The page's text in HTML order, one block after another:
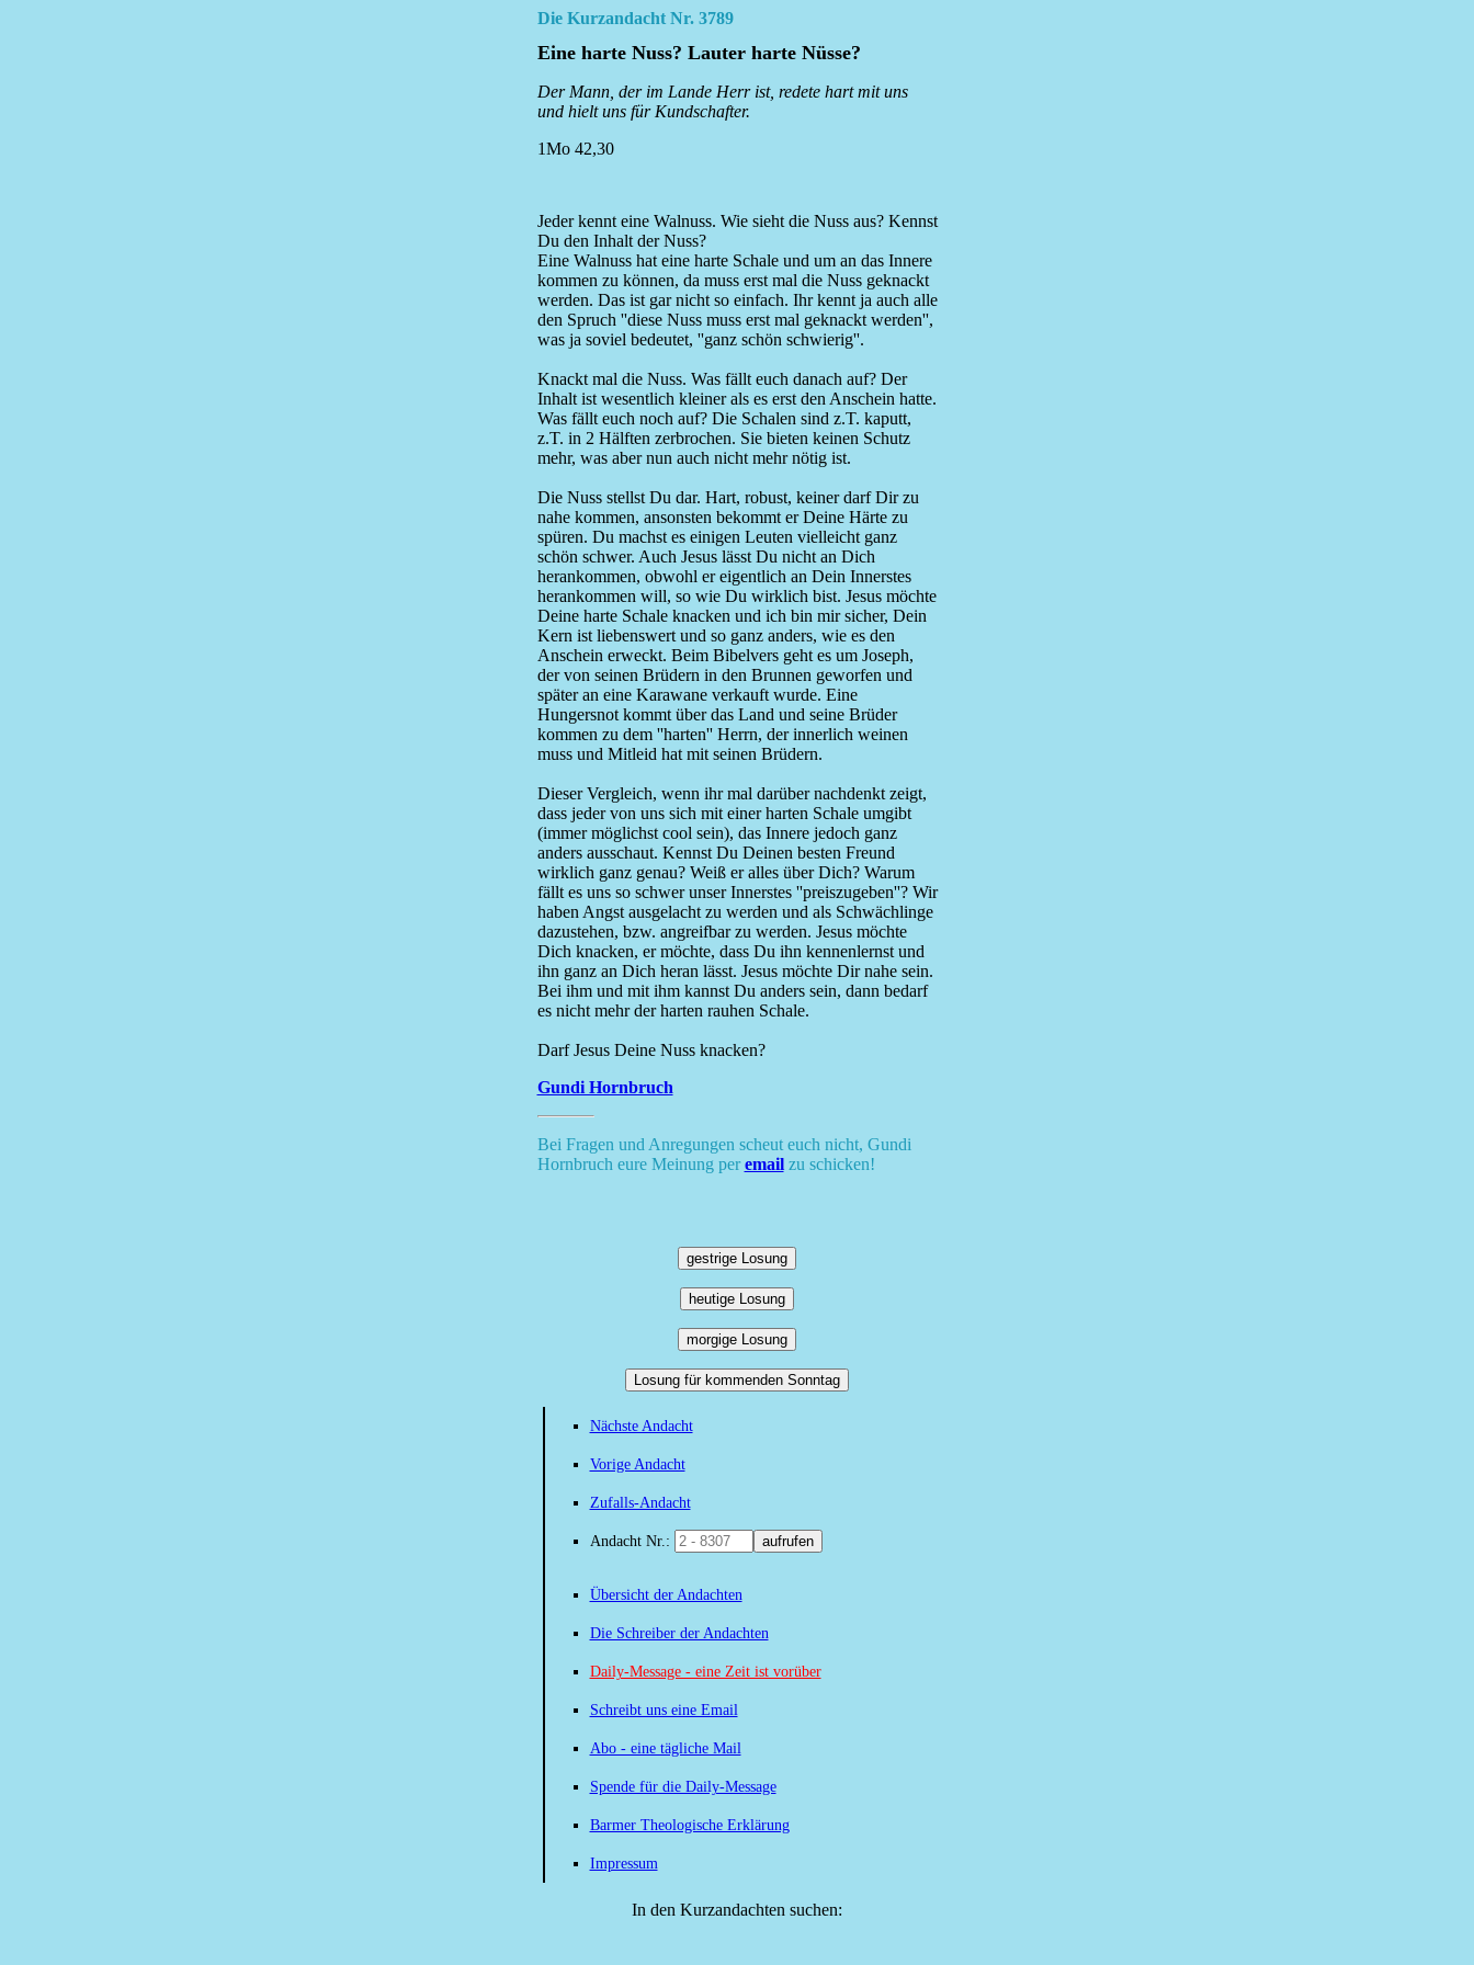
Die Kurzandacht Nr. 3789
Eine harte Nuss? Lauter harte Nüsse?
Der Mann, der im Lande Herr ist, redete hart mit uns
und hielt uns für Kundschafter.
1Mo 42,30
Jeder kennt eine Walnuss. Wie sieht die Nuss aus? Kennst
Du den Inhalt der Nuss?
Eine Walnuss hat eine harte Schale und um an das Innere
kommen zu können, da muss erst mal die Nuss geknackt
werden. Das ist gar nicht so einfach. Ihr kennt ja auch alle
den Spruch ''diese Nuss muss erst mal geknackt werden'',
was ja soviel bedeutet, ''ganz schön schwierig''.
Knackt mal die Nuss. Was fällt euch danach auf? Der
Inhalt ist wesentlich kleiner als es erst den Anschein hatte.
Was fällt euch noch auf? Die Schalen sind z.T. kaputt,
z.T. in 2 Hälften zerbrochen. Sie bieten keinen Schutz
mehr, was aber nun auch nicht mehr nötig ist.
Die Nuss stellst Du dar. Hart, robust, keiner darf Dir zu
nahe kommen, ansonsten bekommt er Deine Härte zu
spüren. Du machst es einigen Leuten vielleicht ganz
schön schwer. Auch Jesus lässt Du nicht an Dich
herankommen, obwohl er eigentlich an Dein Innerstes
herankommen will, so wie Du wirklich bist. Jesus möchte
Deine harte Schale knacken und ich bin mir sicher, Dein
Kern ist liebenswert und so ganz anders, wie es den
Anschein erweckt. Beim Bibelvers geht es um Joseph,
der von seinen Brüdern in den Brunnen geworfen und
später an eine Karawane verkauft wurde. Eine
Hungersnot kommt über das Land und seine Brüder
kommen zu dem ''harten'' Herrn, der innerlich weinen
muss und Mitleid hat mit seinen Brüdern.
Dieser Vergleich, wenn ihr mal darüber nachdenkt zeigt,
dass jeder von uns sich mit einer harten Schale umgibt
(immer möglichst cool sein), das Innere jedoch ganz
anders ausschaut. Kennst Du Deinen besten Freund
wirklich ganz genau? Weiß er alles über Dich? Warum
fällt es uns so schwer unser Innerstes ''preiszugeben''? Wir
haben Angst ausgelacht zu werden und als Schwächlinge
dazustehen, bzw. angreifbar zu werden. Jesus möchte
Dich knacken, er möchte, dass Du ihn kennenlernst und
ihn ganz an Dich heran lässt. Jesus möchte Dir nahe sein.
Bei ihm und mit ihm kannst Du anders sein, dann bedarf
es nicht mehr der harten rauhen Schale.
Darf Jesus Deine Nuss knacken?
Gundi Hornbruch
Bei Fragen und Anregungen scheut euch nicht, Gundi
Hornbruch eure Meinung peremailzu schicken!
gestrige Losung
heutige Losung
morgige Losung
Losung für kommenden Sonntag
Nächste Andacht
Vorige Andacht
Zufalls-Andacht
Andacht Nr.: aufrufen
Übersicht der Andachten
Die Schreiber der Andachten
Daily-Message - eine Zeit ist vorüber
Schreibt uns eine Email
Abo - eine tägliche Mail
Spende für die Daily-Message
Barmer Theologische Erklärung
Impressum
In den Kurzandachten suchen: